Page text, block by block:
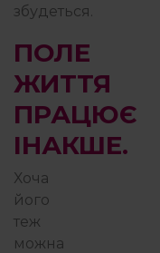
збудеться.
ПОЛЕ
ЖИТТЯ
ПРАЦЮЄ
ІНАКШЕ.
Хоча
його
теж
можна